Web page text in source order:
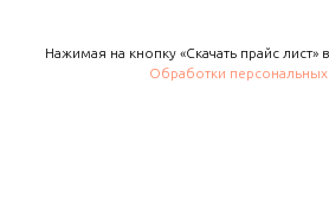
Нажимая на кнопку «Скачать прайс
Обработки